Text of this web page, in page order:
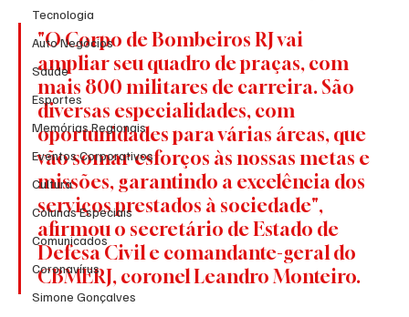
Tecnologia
Auto Negócios
Saúde
Esportes
Memórias Regionais
Eventos Corporativos
Cultura
Colunas Especiais
Comunicados
Coronavírus
Simone Gonçalves
"O Corpo de Bombeiros RJ vai
ampliar seu quadro de praças, com
mais 800 militares de carreira. São
diversas especialidades, com
oportunidades para várias áreas, que
vão somar esforços às nossas metas e
missões, garantindo a excelência dos
serviços prestados à sociedade",
afirmou o secretário de Estado de
Defesa Civil e comandante-geral do
CBMERJ, coronel Leandro Monteiro.